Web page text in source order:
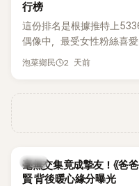
行榜
這份排名是根據推特上
偶像中，最受女性粉絲喜
員包攬了前三名，展現了
泡菜鄉民 2 天前
韓星
毫無交集竟成摯友！《爸
賢 背後暖心緣分曝光